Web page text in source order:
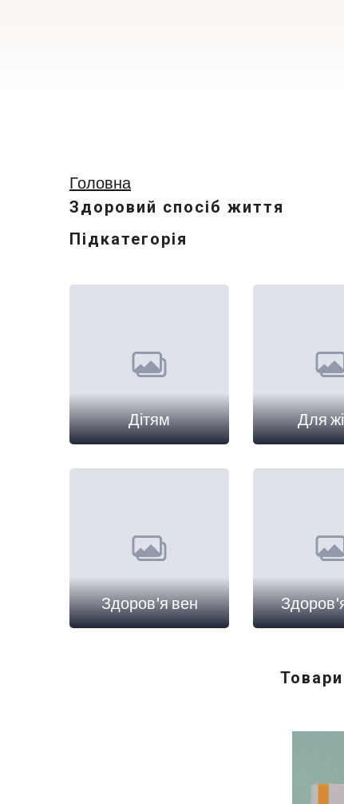
Головна
Здоровий спосіб життя
Підкатегорія
Дітям Для
Здоров'я вен
Товари